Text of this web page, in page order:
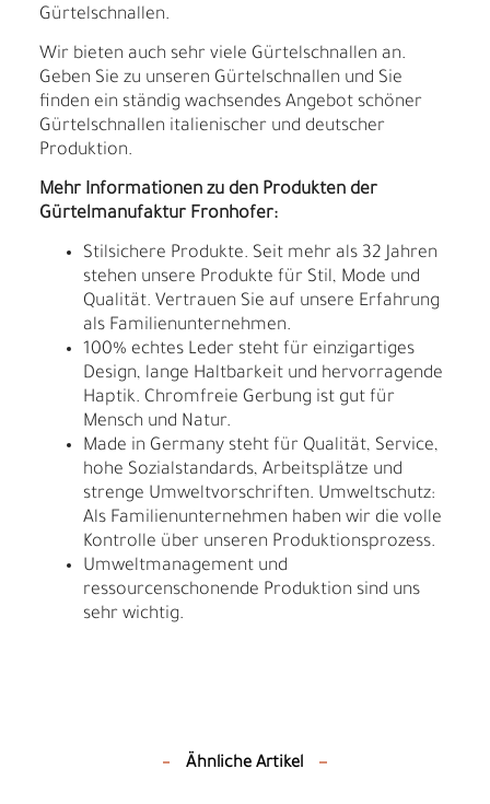
Gürtelschnallen.
Wir bieten auch sehr viele Gürtelschnallen an.
Geben Sie zu unseren Gürtelschnallen und Sie
finden ein ständig wachsendes Angebot schöner
Gürtelschnallen italienischer und deutscher
Produktion.
Mehr Informationen zu den Produkten der
Gürtelmanufaktur Fronhofer:
Stilsichere Produkte. Seit mehr als 32 Jahren
stehen unsere Produkte für Stil, Mode und
Qualität. Vertrauen Sie auf unsere Erfahrung
als Familienunternehmen.
100% echtes Leder steht für einzigartiges
Design, lange Haltbarkeit und hervorragende
Haptik. Chromfreie Gerbung ist gut für
Mensch und Natur.
Made in Germany steht für Qualität, Service,
hohe Sozialstandards, Arbeitsplätze und
strenge Umweltvorschriften. Umweltschutz:
Als Familienunternehmen haben wir die volle
Kontrolle über unseren Produktionsprozess.
Umweltmanagement und
ressourcenschonende Produktion sind uns
sehr wichtig.
Ähnliche Artikel